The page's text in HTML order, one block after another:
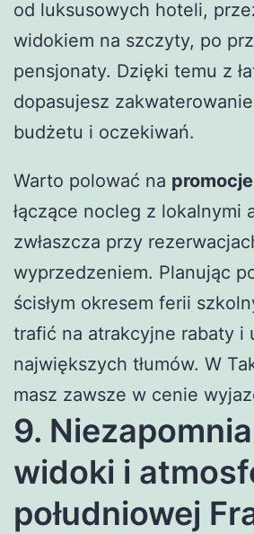
od luksusowych hoteli,
widokiem na szczyty, po
pensjonaty. Dzięki temu z
dopasujesz
budżetu i oczekiwań.
Warto polować na promocje
łączące nocleg z lokalnymi
zwłaszcza przy
wyprzedzeniem. Planując
ścisłym okresem ferii
trafić na atrakcyjne rabaty i
największych tłumów. W
masz zawsze w cenie
9.
widoki i
południowej